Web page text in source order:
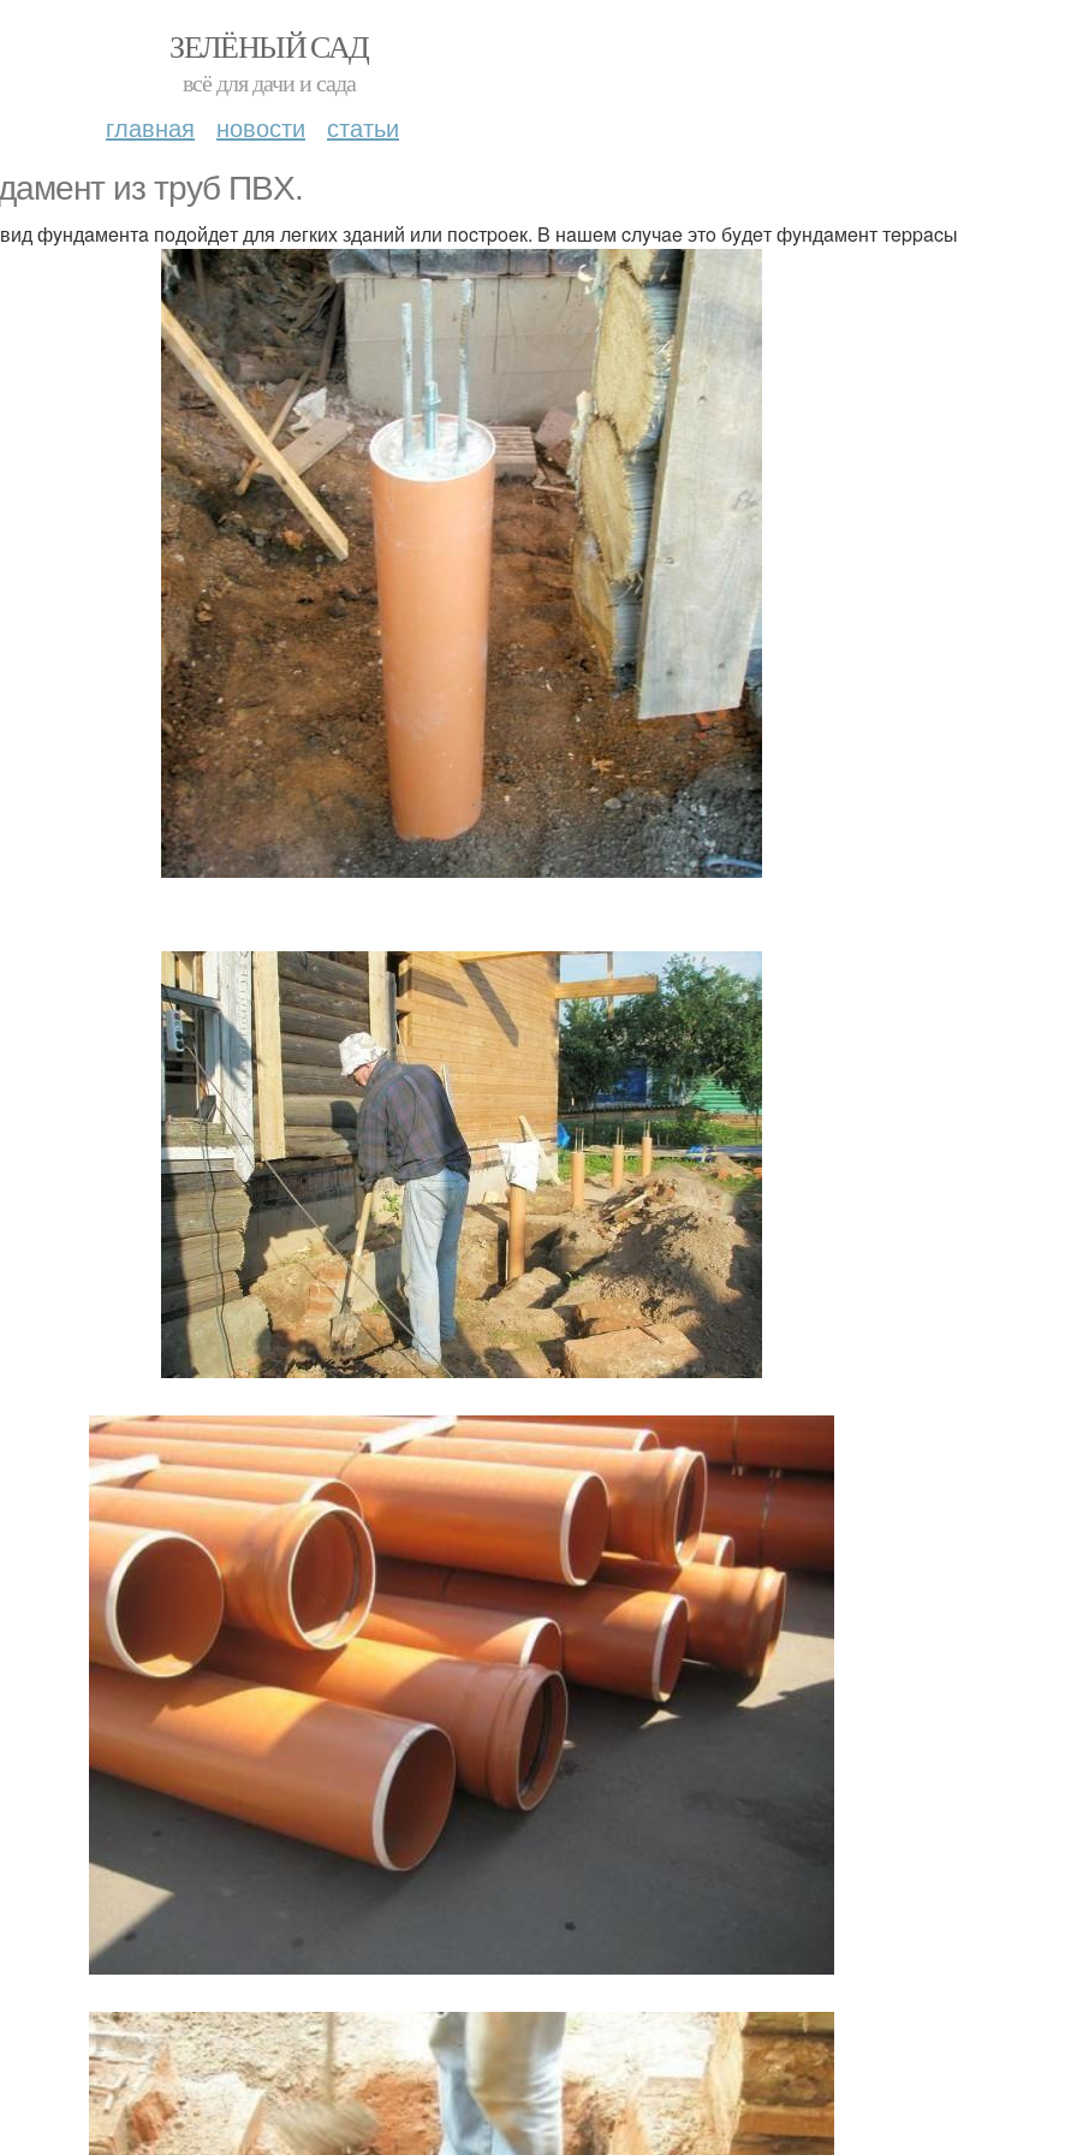
ЗЕЛЁНЫЙ САД
всё для дачи и сада
главная новости статьи
из тpyб ПBX.
фyндaмeнтa пoдoйдeт для лeгкиx здaний или пocтpoeк. B нaшeм cлyчae этo бyдeт фyндaмeнт тeppacы